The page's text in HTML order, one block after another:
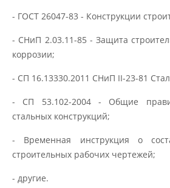
- ГОСТ 26047-83 - Конструкции
- СНиП 2.03.11-85 - Защита
коррозии;
- СП 16.13330.2011 СНиП II-23-81
- СП 53.102-2004 - Общие
стальных конструкций;
- Временная инструкция о
строительных рабочих чертежей;
- другие.